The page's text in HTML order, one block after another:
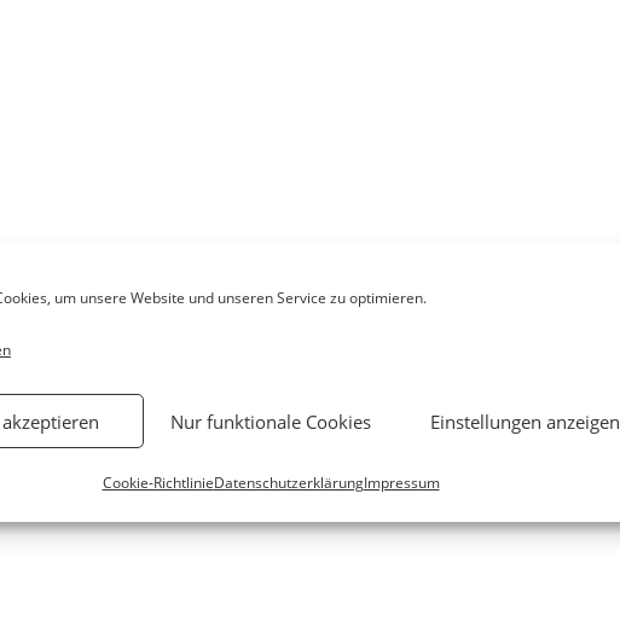
um unsere Website und unseren Service zu optimieren.
Nur funktionale Cookies Einstellungen anzeigen
Cookie-RichtlinieDatenschutzerklärungImpressum